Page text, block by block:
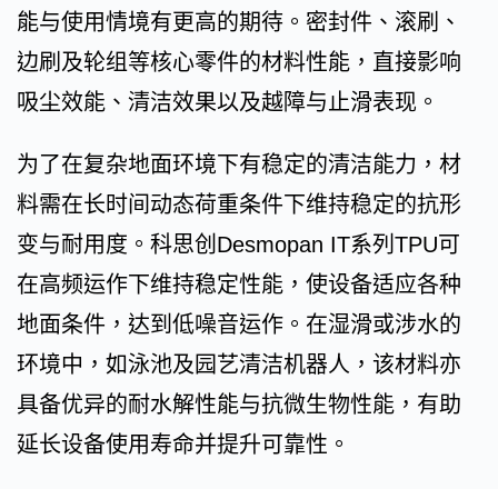
能与使用情境有更高的期待。密封件、滚刷、
边刷及轮组等核心零件的材料性能，直接影响
吸尘效能、清洁效果以及越障与止滑表现。
为了在复杂地面环境下有稳定的清洁能力，材
料需在长时间动态荷重条件下维持稳定的抗形
变与耐用度。科思创Desmopan IT系列TPU可
在高频运作下维持稳定性能，使设备适应各种
地面条件，达到低噪音运作。在湿滑或涉水的
环境中，如泳池及园艺清洁机器人，该材料亦
具备优异的耐水解性能与抗微生物性能，有助
延长设备使用寿命并提升可靠性。